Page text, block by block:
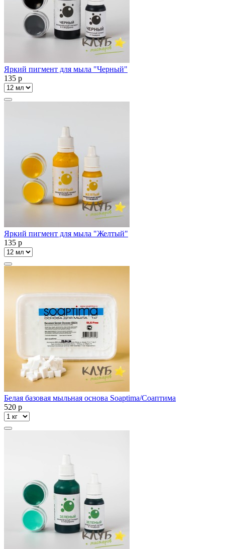
Яркий пигмент для мыла "Черный"
135 p
Яркий пигмент для мыла "Желтый"
135 p
Белая базовая мыльная основа Soaptima/Соаптима
520 p